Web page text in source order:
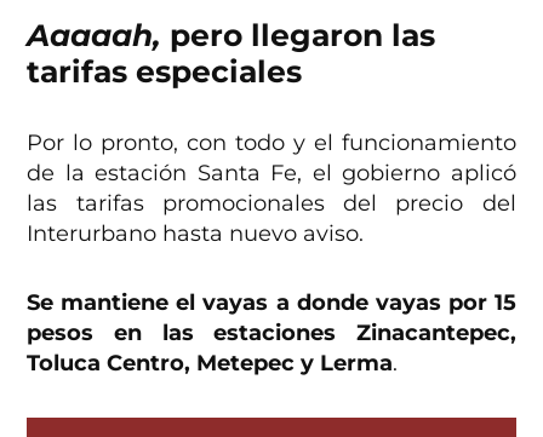
Aaaaah, pero llegaron las
tarifas especiales
Por lo pronto, con todo y el funcionamiento
de la estación Santa Fe, el gobierno aplicó
las tarifas promocionales del precio del
Interurbano hasta nuevo aviso.
Se mantiene el vayas a donde vayas por 15
pesos en las estaciones Zinacantepec,
Toluca Centro, Metepec y Lerma.